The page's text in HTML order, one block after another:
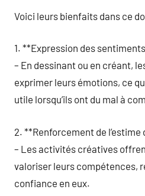
Voici leurs bienfaits dans ce
1. **Expression des
– En dessinant ou en créant,
exprimer leurs émotions, ce
utile lorsqu’ils ont du mal à
2. **Renforcement de l’estime
– Les activités créatives
valoriser leurs compétences,
confiance en eux.